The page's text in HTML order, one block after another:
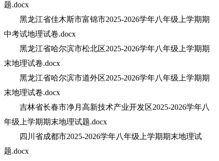
题.docx
黑龙江省佳木斯市富锦市2025-2026学年八年级上学期期
中考试地理试卷.docx
黑龙江省哈尔滨市松北区2025-2026学年八年级上学期期
末地理试卷.docx
黑龙江省哈尔滨市道外区2025-2026学年八年级上学期期
末地理试卷.docx
吉林省长春市净月高新技术产业开发区2025-2026学年八
年级上学期期末地理试题.docx
四川省成都市2025-2026学年八年级上学期期末地理试
题.docx